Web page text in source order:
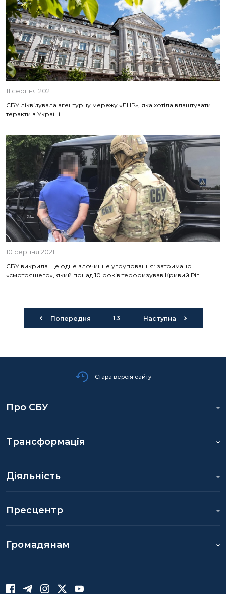
11 серпня 2021
СБУ ліквідувала агентурну мережу «ЛНР», яка хотіла влаштувати
теракти в Україні
10 серпня 2021
СБУ викрила ще одне злочинне угруповання: затримано
«смотрящего», який понад 10 років тероризував Кривий Ріг
Попередня 13 Наступна
Стара версія сайту
Про СБУ
Трансформація
Діяльність
Пресцентр
Громадянам